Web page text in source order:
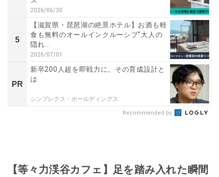
2026/06/30
5
【滋賀県・琵琶湖の絶景ホテル】お酒も軽
食も無料のオールインクルーシブ“大人の
隠れ...
2026/07/01
PR
新卒200人超を即戦力に。その育成設計と
は
シンプレクス・ホールディングス
Recommended by
【等々力渓谷カフェ】足を踏み入れた瞬間